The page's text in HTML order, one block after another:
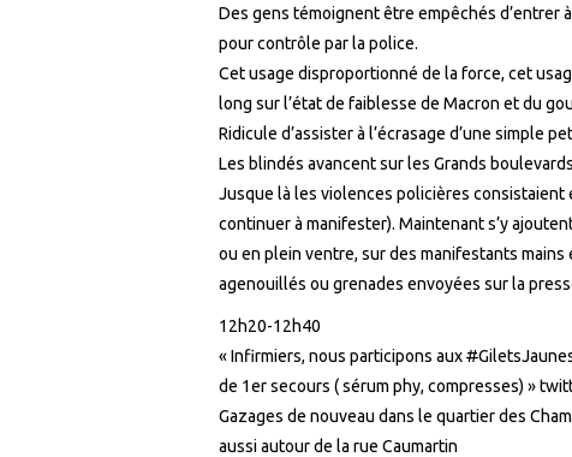
Des gens témoignent être empêchés d’entrer
pour contrôle par la police.
Cet usage disproportionné de la force, cet
long sur l’état de faiblesse de Macron et du
Ridicule d’assister à l’écrasage d’une simple
Les blindés avancent sur les Grands
Jusque là les violences policières
continuer à manifester). Maintenant s’y
ou en plein ventre, sur des manifestants
agenouillés ou grenades envoyées sur la
12h20-12h40
« Infirmiers, nous participons aux#
de 1er secours ( sérum phy, compresses) »
Gazages de nouveau dans le quartier des
aussi autour de la rue Caumartin